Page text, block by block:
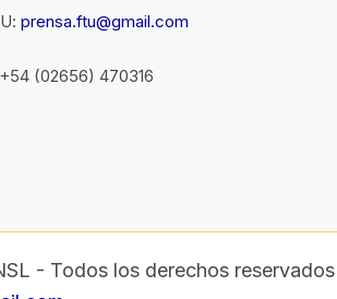
prensa.ftu@gmail.com
(02656) 470316
- Todos los derechos reservados |